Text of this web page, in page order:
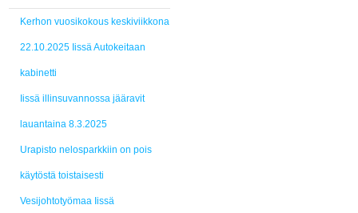
Kerhon vuosikokous keskiviikkona
22.10.2025 Iissä Autokeitaan
kabinetti
Iissä illinsuvannossa jääravit
lauantaina 8.3.2025
Urapisto nelosparkkiin on pois
käytöstä toistaisesti
Vesijohtotyömaa Iissä